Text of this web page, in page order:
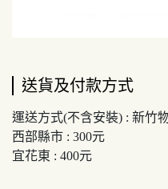
送貨及付款方式
運送方式(不含安裝) : 新竹
西部縣市 : 300元
宜花東 : 400元